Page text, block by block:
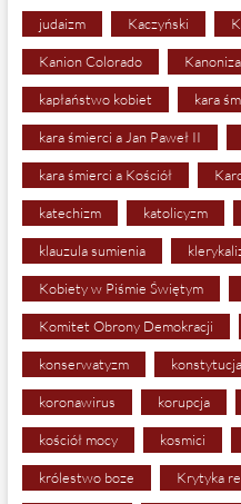
judaizm Kaczyński
Kanion Colorado
kapłaństwo kobiet kara
kara śmierci a Jan Paweł II
kara śmierci a Kościół
katechizm katolicyzm
klauzula sumienia
Kobiety w Piśmie Świętym
Komitet Obrony Demokracji
konserwatyzm konstytucja
koronawirus korupcja
kościół mocy kosmici
królestwo boze Krytyka